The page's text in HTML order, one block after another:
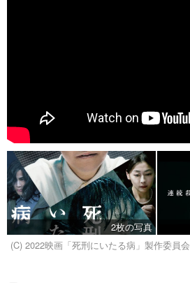
2枚の写真
(C) 2022映画「死刑にいたる病」製作委員会